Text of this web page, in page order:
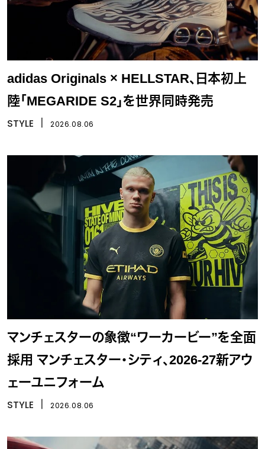
adidas Originals × HELLSTAR、日本初上
陸「MEGARIDE S2」を世界同時発売
STYLE 2026.08.06
マンチェスターの象徴“ワーカービー”を全面
採用 マンチェスター・シティ、2026-27新アウ
ェーユニフォーム
STYLE 2026.08.06